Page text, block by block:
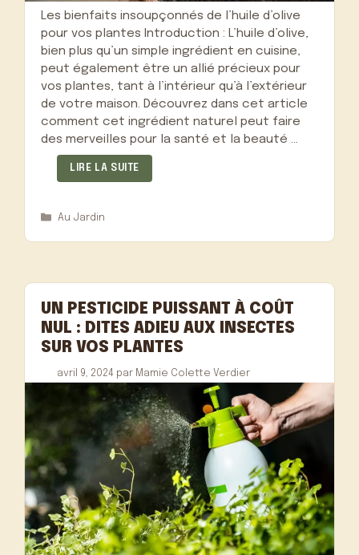
Les bienfaits insoupçonnés de l’huile d’olive
pour vos plantes Introduction : L’huile d’olive,
bien plus qu’un simple ingrédient en cuisine,
peut également être un allié précieux pour
vos plantes, tant à l’intérieur qu’à l’extérieur
de votre maison. Découvrez dans cet article
comment cet ingrédient naturel peut faire
des merveilles pour la santé et la beauté …
LIRE LA SUITE
Catégories
Au Jardin
UN PESTICIDE PUISSANT À COÛT
NUL : DITES ADIEU AUX INSECTES
SUR VOS PLANTES
avril 9, 2024 par Mamie Colette Verdier